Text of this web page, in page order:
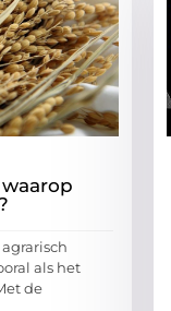
als het
de